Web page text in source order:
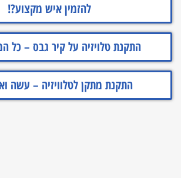
להזמין איש מקצוע?!
התקנת טלויזיה על קיר גבס – כל
התקנת מתקן לטלוויזיה – עשה